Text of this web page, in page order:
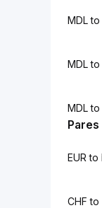
MDL to
MDL to
MDL to
EUR to
CHF to